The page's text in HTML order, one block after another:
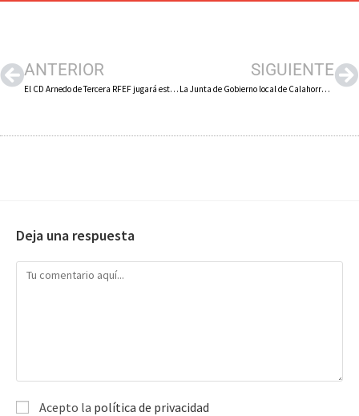
ANTERIOR
El CD Arnedo de Tercera RFEF jugará este domingo 1 de febrero en casa de la Oyonesa tras ganar 2 a 1 al Pradejón
SIGUIENTE
La Junta de Gobierno local de Calahorra concede licencia de obras a la empresa Embalajes Riojanos Algar S.L. para que se instale en el polígono El Recuenco
Deja una respuesta
Acepto la política de privacidad